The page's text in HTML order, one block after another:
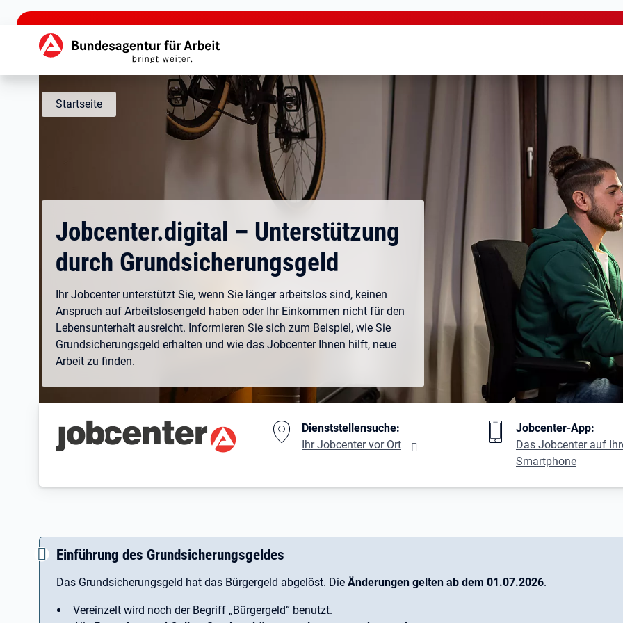
zu den Hauptinhalten springen
Hauptnavigation
Startseite
Jobcenter.digital – Unterstützung
durch Grundsicherungsgeld
Ihr Jobcenter unterstützt Sie, wenn Sie länger arbeitslos sind, keinen
Anspruch auf Arbeitslosengeld haben oder Ihr Einkommen nicht für den
Lebensunterhalt ausreicht. Informieren Sie sich zum Beispiel, wie Sie
Grundsicherungsgeld erhalten und wie das Jobcenter Ihnen hilft, neue
Arbeit zu finden.
Branding-Bereich BeschreibungDienststellensuche:
Ihr Jobcenter vor Ort
Jobcenter-App:
Das Jobcenter auf
Smartphone
Einführung des Grundsicherungsgeldes
Das Grundsicherungsgeld hat das Bürgergeld abgelöst. Die Änderungen gelten ab dem 01.07.2026.
Vereinzelt wird noch der Begriff ­„Bürgergeld“ benutzt.